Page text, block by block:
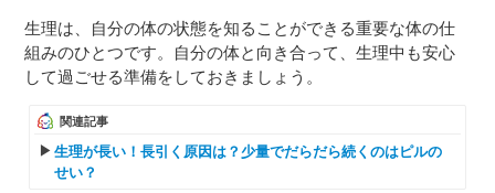
生理は、自分の体の状態を知ることができる重要な体の仕
組みのひとつです。自分の体と向き合って、生理中も安心
して過ごせる準備をしておきましょう。
関連記事
生理が長い！長引く原因は？少量でだらだら続くのはピルの
せい？